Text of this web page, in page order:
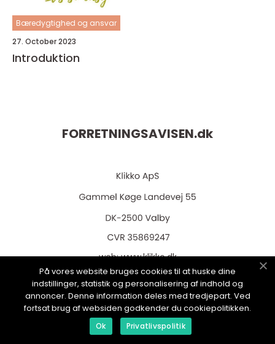
Bæredygtighed og ansvar
27. October 2023
Introduktion
FORRETNINGSAVISEN.dk
web:www.klikko.dk
Menu
På vores website bruges cookies til at huske dine
indstillinger, statistik og personalisering af indhold og
annoncer. Denne information deles med tredjepart. Ved
fortsat brug af websiden godkender du cookiepolitikken.
Ok Privatlivspolitik